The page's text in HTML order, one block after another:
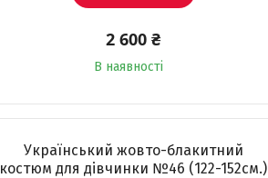
2 600 ₴
В наявності
Український жовто-блакитний
костюм для дівчинки №46 (122-152см.)